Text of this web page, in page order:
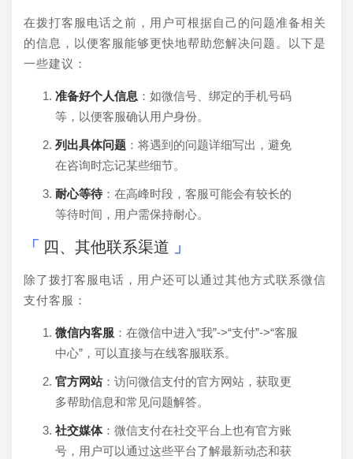
在拨打客服电话之前，用户可根据自己的问题准备相关
的信息，以便客服能够更快地帮助您解决问题。以下是
一些建议：
准备好个人信息 ：如微信号、绑定的手机号码
等，以便客服确认用户身份。
列出具体问题 ：将遇到的问题详细写出，避免
在咨询时忘记某些细节。
耐心等待：在高峰时段，客服可能会有较长的
等待时间，用户需保持耐心。
四、其他联系渠道
除了拨打客服电话，用户还可以通过其他方式联系微信
支付客服：
微信内客服 ：在微信中进入“我”->“支付”->“客服
中心”，可以直接与在线客服联系。
官方网站：访问微信支付的官方网站，获取更
多帮助信息和常见问题解答。
社交媒体：微信支付在社交平台上也有官方账
号，用户可以通过这些平台了解最新动态和获